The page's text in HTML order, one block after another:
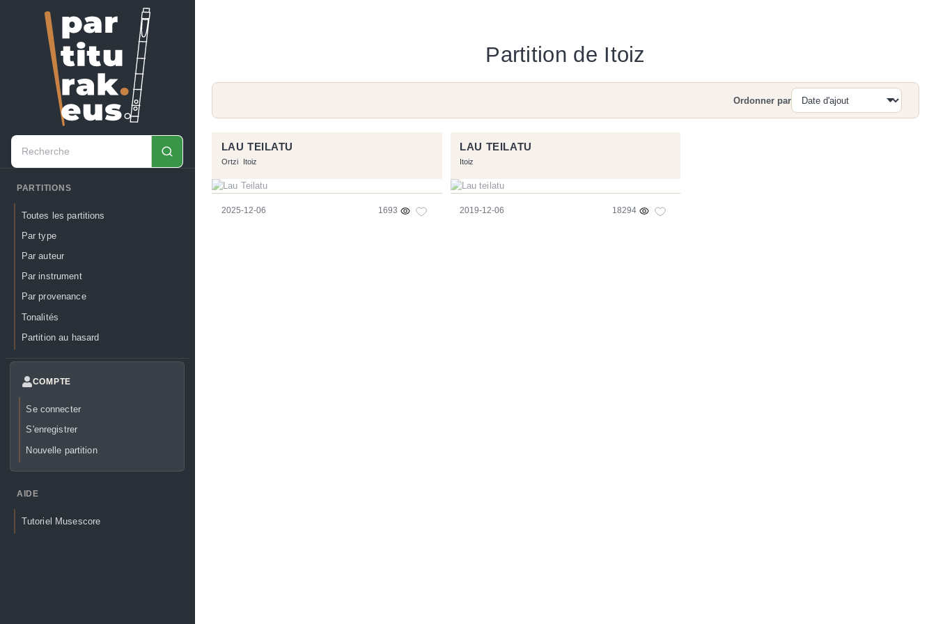
PARTITIONS
Toutes les partitions
Par type
Par auteur
Par instrument
Par provenance
Tonalités
Partition au hasard
COMPTE
Se connecter
S'enregistrer
Nouvelle partition
AIDE
Tutoriel Musescore
Partition de Itoiz
Recherche
Ordonner par
LAU TEILATU
Ortzi Itoiz
2025-12-06 1693
LAU TEILATU
Itoiz
2019-12-06 18294